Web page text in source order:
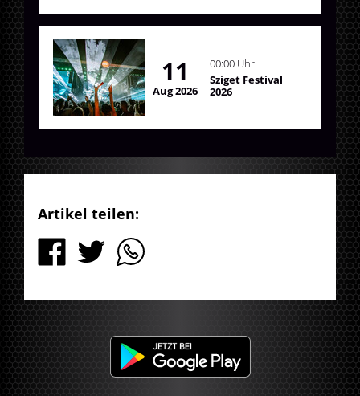
11
Aug 2026
00:00 Uhr
Sziget Festival
2026
Artikel teilen: